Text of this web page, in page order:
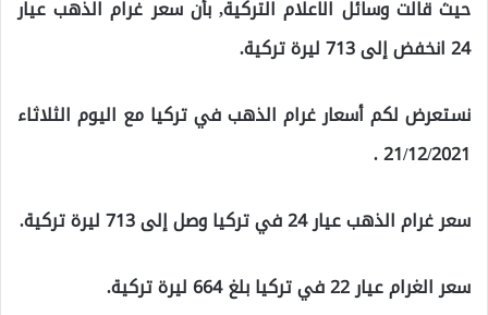
حيث قالت وسائل الاعلام التركية, بأن سعر غرام الذهب عيار
24 انخفض إلى 713 ليرة تركية.
نستعرض لكم أسعار غرام الذهب في تركيا مع اليوم الثلاثاء
21/12/2021 .
سعر غرام الذهب عيار 24 في تركيا وصل إلى 713 ليرة تركية.
سعر الغرام عيار 22 في تركيا بلغ 664 ليرة تركية.